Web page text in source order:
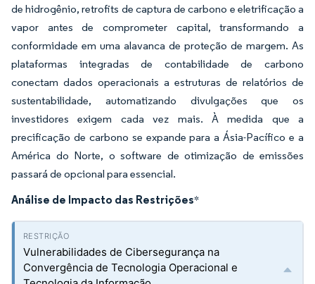
de hidrogênio, retrofits de captura de carbono e eletrificação a
vapor antes de comprometer capital, transformando a
conformidade em uma alavanca de proteção de margem. As
plataformas integradas de contabilidade de carbono
conectam dados operacionais a estruturas de relatórios de
sustentabilidade, automatizando divulgações que os
investidores exigem cada vez mais. À medida que a
precificação de carbono se expande para a Ásia-Pacífico e a
América do Norte, o software de otimização de emissões
passará de opcional para essencial.
Análise de Impacto das Restrições*
Vulnerabilidades de Cibersegurança na
Convergência de Tecnologia Operacional e